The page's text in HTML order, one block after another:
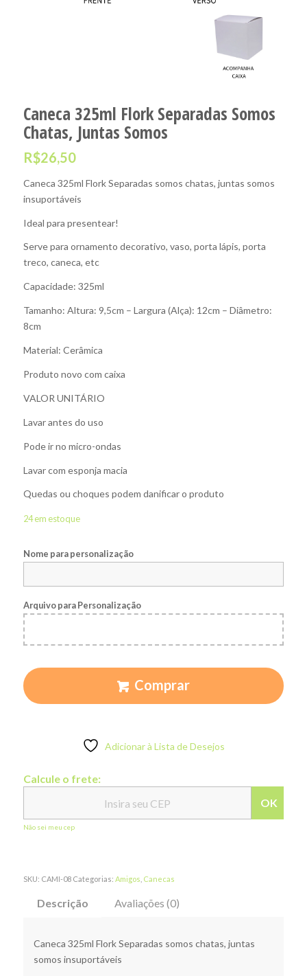
Caneca 325ml Flork Separadas Somos
Chatas, Juntas Somos
R$26,50
Caneca 325ml Flork Separadas somos chatas, juntas somos
insuportáveis
Ideal para presentear!
Serve para ornamento decorativo, vaso, porta lápis, porta
treco, caneca, etc
Capacidade: 325ml
Tamanho: Altura: 9,5cm – Largura (Alça): 12cm – Diâmetro:
8cm
Material: Cerâmica
Produto novo com caixa
VALOR UNITÁRIO
Lavar antes do uso
Pode ir no micro-ondas
Lavar com esponja macia
Quedas ou choques podem danificar o produto
24 em estoque
Nome para personalização
Arquivo para Personalização
Comprar
Adicionar à Lista de Desejos
Calcule o frete:
OK
Não sei meu cep
SKU: CAMI-08 Categorias: Amigos Canecas
Descrição Avaliações (0)
Caneca 325ml Flork Separadas somos chatas, juntas
somos insuportáveis